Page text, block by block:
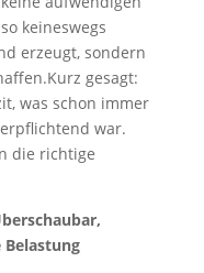
keineswegs
erzeugt, sondern
gesagt:
was schon immer
war.
die richtige